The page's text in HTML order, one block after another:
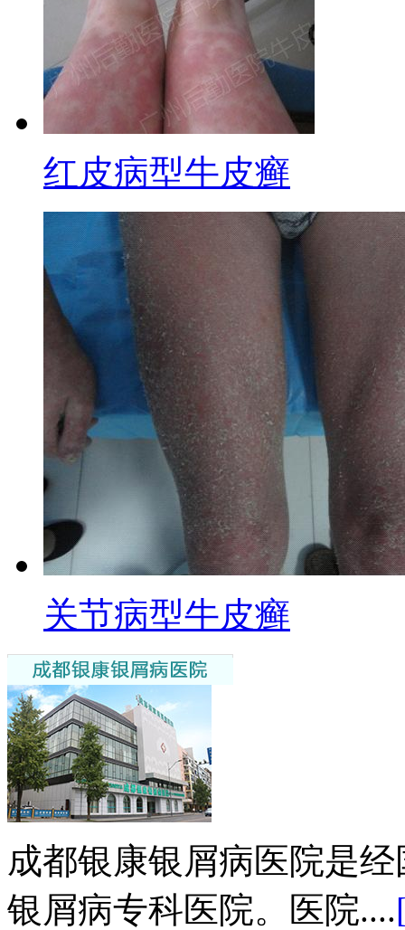
红皮病型牛皮癣
关节病型牛皮癣
成都银康银屑病医院是
银屑病专科医院。医院....